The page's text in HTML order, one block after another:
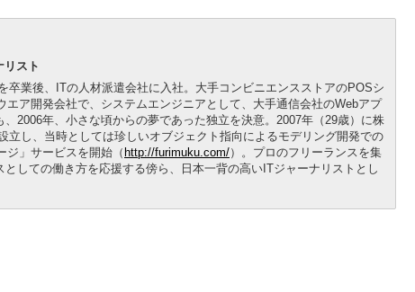
リスト
卒業後、ITの人材派遣会社に入社。大手コンビニエンスストアのPOSシ
ア開発会社で、システムエンジニアとして、大手通信会社のWebアプ
2006年、小さな頃からの夢であった独立を決意。2007年（29歳）に株
立し、当時としては珍しいオブジェクト指向によるモデリング開発での
ジ」サービスを開始（ http://furimuku.com/）。プロのフリーランスを集
しての働き方を応援する傍ら、日本一背の高いITジャーナリストとし